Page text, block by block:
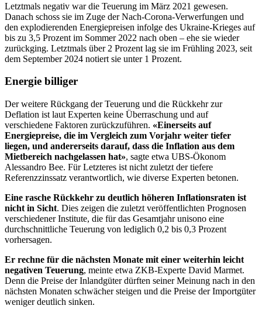
Letztmals negativ war die Teuerung im März 2021 gewesen.
Danach schoss sie im Zuge der Nach-Corona-Verwerfungen und
den explodierenden Energiepreisen infolge des Ukraine-Krieges auf
bis zu 3,5 Prozent im Sommer 2022 nach oben – ehe sie wieder
zurückging. Letztmals über 2 Prozent lag sie im Frühling 2023, seit
dem September 2024 notiert sie unter 1 Prozent.
Energie billiger
Der weitere Rückgang der Teuerung und die Rückkehr zur
Deflation ist laut Experten keine Überraschung und auf
verschiedene Faktoren zurückzuführen. «Einerseits auf
Energiepreise, die im Vergleich zum Vorjahr weiter tiefer
liegen, und andererseits darauf, dass die Inflation aus dem
Mietbereich nachgelassen hat», sagte etwa UBS-Ökonom
Alessandro Bee. Für Letzteres ist nicht zuletzt der tiefere
Referenzzinssatz verantwortlich, wie diverse Experten betonen.
Eine rasche Rückkehr zu deutlich höheren Inflationsraten ist
nicht in Sicht. Dies zeigen die zuletzt veröffentlichten Prognosen
verschiedener Institute, die für das Gesamtjahr unisono eine
durchschnittliche Teuerung von lediglich 0,2 bis 0,3 Prozent
vorhersagen.
Er rechne für die nächsten Monate mit einer weiterhin leicht
negativen Teuerung, meinte etwa ZKB-Experte David Marmet.
Denn die Preise der Inlandgüter dürften seiner Meinung nach in den
nächsten Monaten schwächer steigen und die Preise der Importgüter
weniger deutlich sinken.